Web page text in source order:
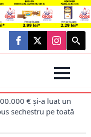
Search
for:
€ și-a luat un
sechestru pe toată